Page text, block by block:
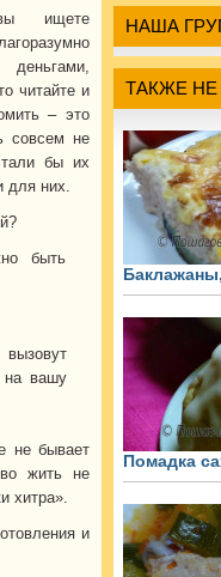
ищете
деньгами,
читайте и
– это
совсем не
бы их
для них.
быть
на вашу
не бывает
жить не
хитра».
и
НАША
ТАКЖЕ
Помадка